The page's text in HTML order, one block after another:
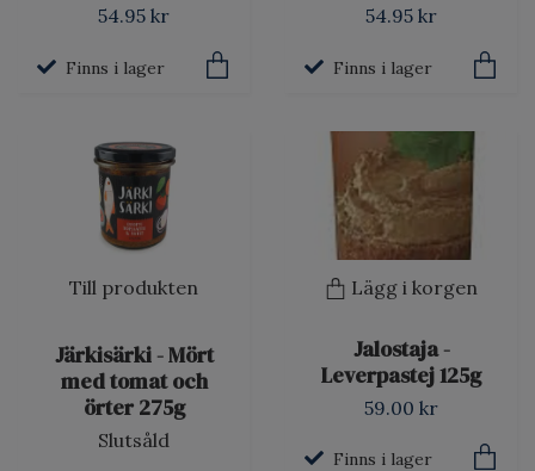
54.95 kr
Finns i lager
54.95 kr
Finns i lager
Till produkten
Järkisärki - Mört
med tomat och
örter 275g
Slutsåld
Lägg i korgen
Jalostaja -
Leverpastej 125g
59.00 kr
Finns i lager